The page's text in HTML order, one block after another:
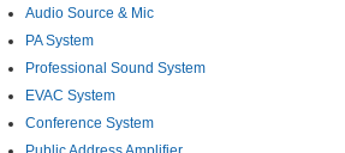
Audio Source & Mic
PA System
Professional Sound System
EVAC System
Conference System